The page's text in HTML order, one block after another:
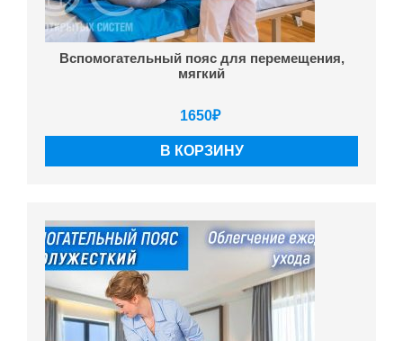
Вспомогательный пояс для перемещения,
мягкий
1650₽
В КОРЗИНУ